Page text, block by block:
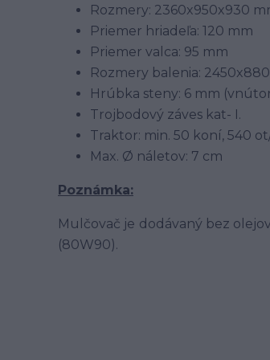
Rozmery: 2360x950x930
Priemer hriadeľa: 120 mm
Priemer valca: 95 mm
Rozmery balenia:
Hrúbka steny: 6 mm
Trojbodový záves kat- I.
Traktor: min. 50 koní, 540
Max. Ø náletov: 7 cm
Poznámka:
Mulčovač je dodávaný bez
(80W90).